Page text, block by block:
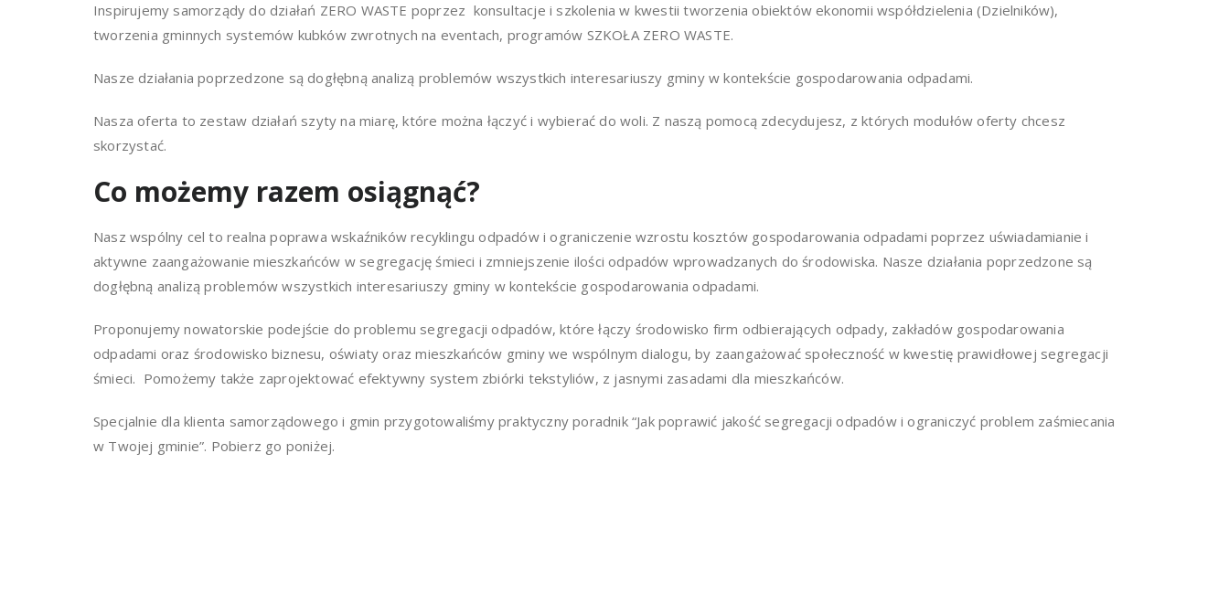
Inspirujemy samorządy do działań ZERO WASTE poprzez konsultacje i szkolenia w kwestii tworzenia obiektów ekonomii współdzielenia (Dzielników),
tworzenia gminnych systemów kubków zwrotnych na eventach, programów SZKOŁA ZERO WASTE.
Nasze działania poprzedzone są dogłębną analizą problemów wszystkich interesariuszy gminy w kontekście gospodarowania odpadami.
Nasza oferta to zestaw działań szyty na miarę, które można łączyć i wybierać do woli. Z naszą pomocą zdecydujesz, z których modułów oferty chcesz
skorzystać.
Co możemy razem osiągnąć?
Nasz wspólny cel to realna poprawa wskaźników recyklingu odpadów i ograniczenie wzrostu kosztów gospodarowania odpadami poprzez uświadamianie i
aktywne zaangażowanie mieszkańców w segregację śmieci i zmniejszenie ilości odpadów wprowadzanych do środowiska. Nasze działania poprzedzone są
dogłębną analizą problemów wszystkich interesariuszy gminy w kontekście gospodarowania odpadami.
Proponujemy nowatorskie podejście do problemu segregacji odpadów, które łączy środowisko firm odbierających odpady, zakładów gospodarowania
odpadami oraz środowisko biznesu, oświaty oraz mieszkańców gminy we wspólnym dialogu, by zaangażować społeczność w kwestię prawidłowej segregacji
śmieci. Pomożemy także zaprojektować efektywny system zbiórki tekstyliów, z jasnymi zasadami dla mieszkańców.
Specjalnie dla klienta samorządowego i gmin przygotowaliśmy praktyczny poradnik “Jak poprawić jakość segregacji odpadów i ograniczyć problem zaśmiecania
w Twojej gminie”. Pobierz go poniżej.